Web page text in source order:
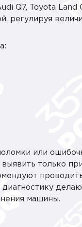
Q7, Toyota Land
регулируя
или
только
машины.